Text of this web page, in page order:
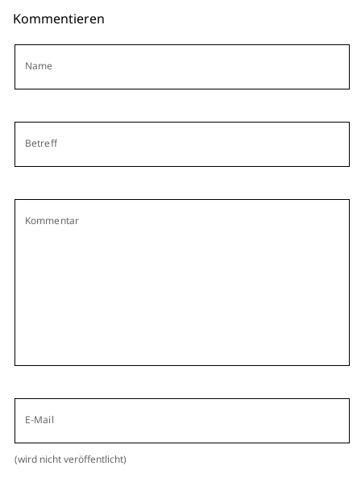
Kommentieren
Name
Betreff
Kommentar
E-Mail
(wird nicht veröffentlicht)